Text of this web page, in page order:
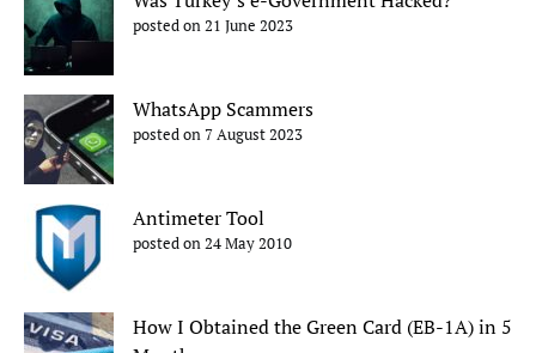
posted on 21 June 2023
WhatsApp Scammers
posted on 7 August 2023
Antimeter Tool
posted on 24 May 2010
How I Obtained the Green Card (EB-1A) in 5